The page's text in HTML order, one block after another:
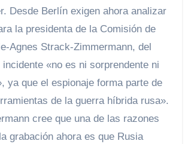
Desde Berlín exigen ahora analizar
la presidenta de la Comisión de
Agnes Strack-Zimmermann, del
incidente «no es ni sorprendente ni
ya que el espionaje forma parte de
de la guerra híbrida rusa».
cree que una de las razones
grabación ahora es que Rusia